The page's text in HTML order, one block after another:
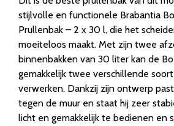
stijlvolle en functionele Brabantia
Prullenbak – 2 x 30 l, die het
moeiteloos maakt. Met zijn twee
binnenbakken van 30 liter kan de
gemakkelijk twee verschillende
verwerken. Dankzij zijn ontwerp
tegen de muur en staat hij zeer
licht en gemakkelijk te bedienen en